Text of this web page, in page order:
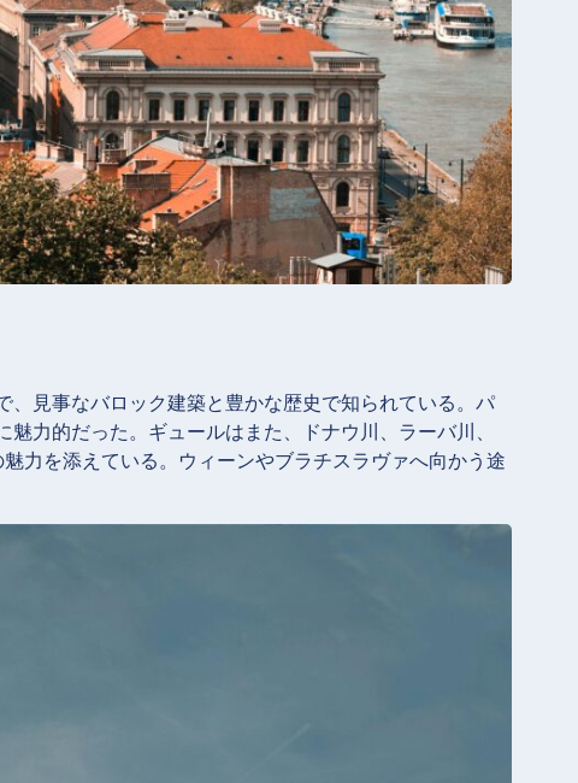
見事なバロック建築と豊かな歴史で知られている。パ
力的だった。ギュールはまた、ドナウ川、ラーバ川、
力を添えている。ウィーンやブラチスラヴァへ向かう途